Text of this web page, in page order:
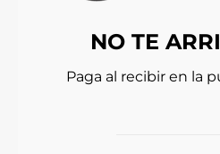
NO TE
Paga al recibir en la